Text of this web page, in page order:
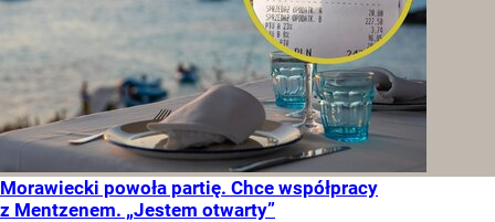
Morawiecki powoła partię. Chce współpracy
z Mentzenem. „Jestem otwarty”